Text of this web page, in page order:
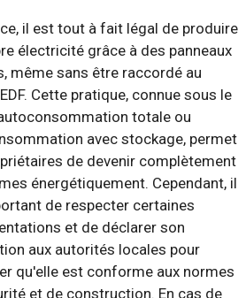
il est tout à fait légal de produire
électricité grâce à des panneaux
même sans être raccordé au
Cette pratique, connue sous le
totale ou
avec stockage, permet
de devenir complètement
énergétiquement. Cependant, il
de respecter certaines
et de déclarer son
aux autorités locales pour
qu'elle est conforme aux normes
et de construction. En cas de